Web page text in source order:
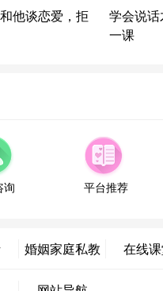
情感方案
浙江-宁波 150****8921
福建-厦门 159****4462
微信用户 凌乱小羊 通过此
辽宁-大连 176****2843
他谈恋爱，拒
学会说
一课
询 平台推荐
婚姻家庭私教 在线